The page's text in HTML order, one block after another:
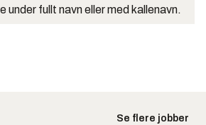
under fullt navn eller med kallenavn.
Se flere jobber